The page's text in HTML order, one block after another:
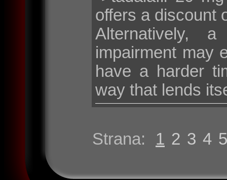
offers a discount
Alternatively,
impairment may
have a harder
way that lends
Strana: 1 2 3 4 5